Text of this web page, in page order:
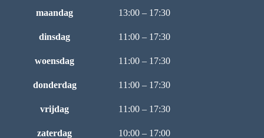
maandag 13:00 – 17:30
dinsdag 11:00 – 17:30
woensdag 11:00 – 17:30
donderdag 11:00 – 17:30
vrijdag 11:00 – 17:30
zaterdag 10:00 – 17:00